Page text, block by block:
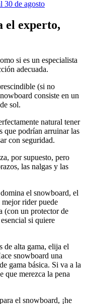
30 de agosto
el experto,
si es un especialista
adecuada.
(si no
consiste en un
sol.
natural tener
que podrían arruinar las
con seguridad.
por supuesto, pero
las nalgas y las
el snowboard, el
rider puede
(con un protector de
si quiere
de alta gama, elija el
snowboard una
gama básica. Si va a la
que merezca la pena
el snowboard, ¡he